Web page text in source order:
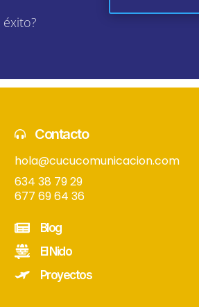
Contacto
hola@cucucomunicacion.com
634 38 79 29
677 69 64 36
Blog
El Nido
Proyectos